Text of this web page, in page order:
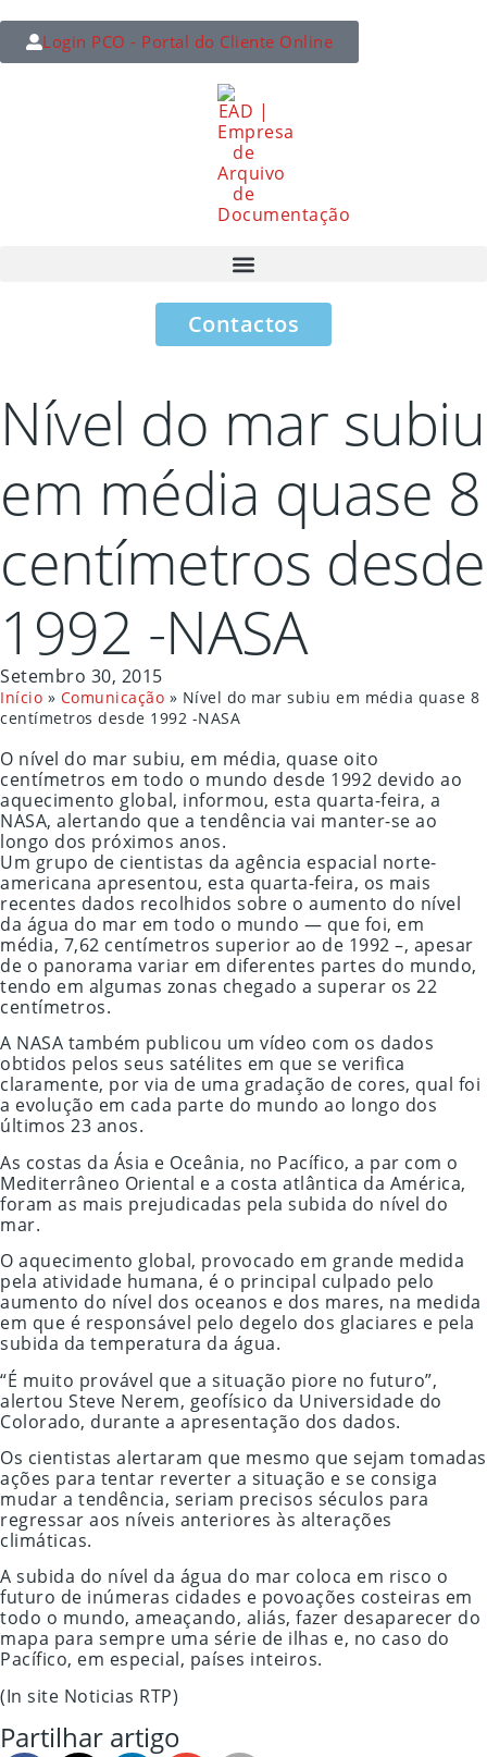
Login PCO - Portal do Cliente Online
Contactos
Nível do mar subiu
em média quase 8
centímetros desde
1992 -NASA
Setembro 30, 2015
Início » Comunicação » Nível do mar subiu em média quase 8
centímetros desde 1992 -NASA
O nível do mar subiu, em média, quase oito
centímetros em todo o mundo desde 1992 devido ao
aquecimento global, informou, esta quarta-feira, a
NASA, alertando que a tendência vai manter-se ao
longo dos próximos anos.
Um grupo de cientistas da agência espacial norte-
americana apresentou, esta quarta-feira, os mais
recentes dados recolhidos sobre o aumento do nível
da água do mar em todo o mundo — que foi, em
média, 7,62 centímetros superior ao de 1992 –, apesar
de o panorama variar em diferentes partes do mundo,
tendo em algumas zonas chegado a superar os 22
centímetros.
A NASA também publicou um vídeo com os dados
obtidos pelos seus satélites em que se verifica
claramente, por via de uma gradação de cores, qual foi
a evolução em cada parte do mundo ao longo dos
últimos 23 anos.
As costas da Ásia e Oceânia, no Pacífico, a par com o
Mediterrâneo Oriental e a costa atlântica da América,
foram as mais prejudicadas pela subida do nível do
mar.
O aquecimento global, provocado em grande medida
pela atividade humana, é o principal culpado pelo
aumento do nível dos oceanos e dos mares, na medida
em que é responsável pelo degelo dos glaciares e pela
subida da temperatura da água.
“É muito provável que a situação piore no futuro”,
alertou Steve Nerem, geofísico da Universidade do
Colorado, durante a apresentação dos dados.
Os cientistas alertaram que mesmo que sejam tomadas
ações para tentar reverter a situação e se consiga
mudar a tendência, seriam precisos séculos para
regressar aos níveis anteriores às alterações
climáticas.
A subida do nível da água do mar coloca em risco o
futuro de inúmeras cidades e povoações costeiras em
todo o mundo, ameaçando, aliás, fazer desaparecer do
mapa para sempre uma série de ilhas e, no caso do
Pacífico, em especial, países inteiros.
(In site Noticias RTP)
Partilhar artigo